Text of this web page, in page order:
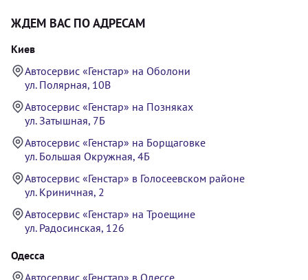
ЖДЕМ ВАС ПО АДРЕСАМ
Киев
Автосервис «Генстар» на Оболони
ул. Полярная, 10В
Автосервис «Генстар» на Позняках
ул. Затышная, 7Б
Автосервис «Генстар» на Борщаговке
ул. Большая Окружная, 4Б
Автосервис «Генстар» в Голосеевском районе
ул. Криничная, 2
Автосервис «Генстар» на Троещине
ул. Радосинская, 126
Одесса
Автосервис «Генстар» в Одессе